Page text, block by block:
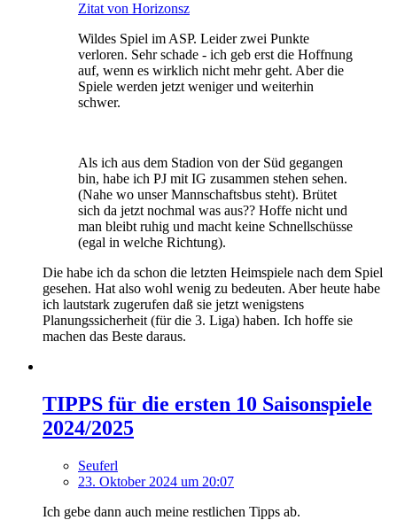
Zitat von Horizonsz
Wildes Spiel im ASP. Leider zwei Punkte
verloren. Sehr schade - ich geb erst die Hoffnung
auf, wenn es wirklich nicht mehr geht. Aber die
Spiele werden jetzt weniger und weiterhin
schwer.
Als ich aus dem Stadion von der Süd gegangen
bin, habe ich PJ mit IG zusammen stehen sehen.
(Nahe wo unser Mannschaftsbus steht). Brütet
sich da jetzt nochmal was aus?? Hoffe nicht und
man bleibt ruhig und macht keine Schnellschüsse
(egal in welche Richtung).
Die habe ich da schon die letzten Heimspiele nach dem Spiel
gesehen. Hat also wohl wenig zu bedeuten. Aber heute habe
ich lautstark zugerufen daß sie jetzt wenigstens
Planungssicherheit (für die 3. Liga) haben. Ich hoffe sie
machen das Beste daraus.
TIPPS für die ersten 10 Saisonspiele
2024/2025
Seuferl
23. Oktober 2024 um 20:07
Ich gebe dann auch meine restlichen Tipps ab.